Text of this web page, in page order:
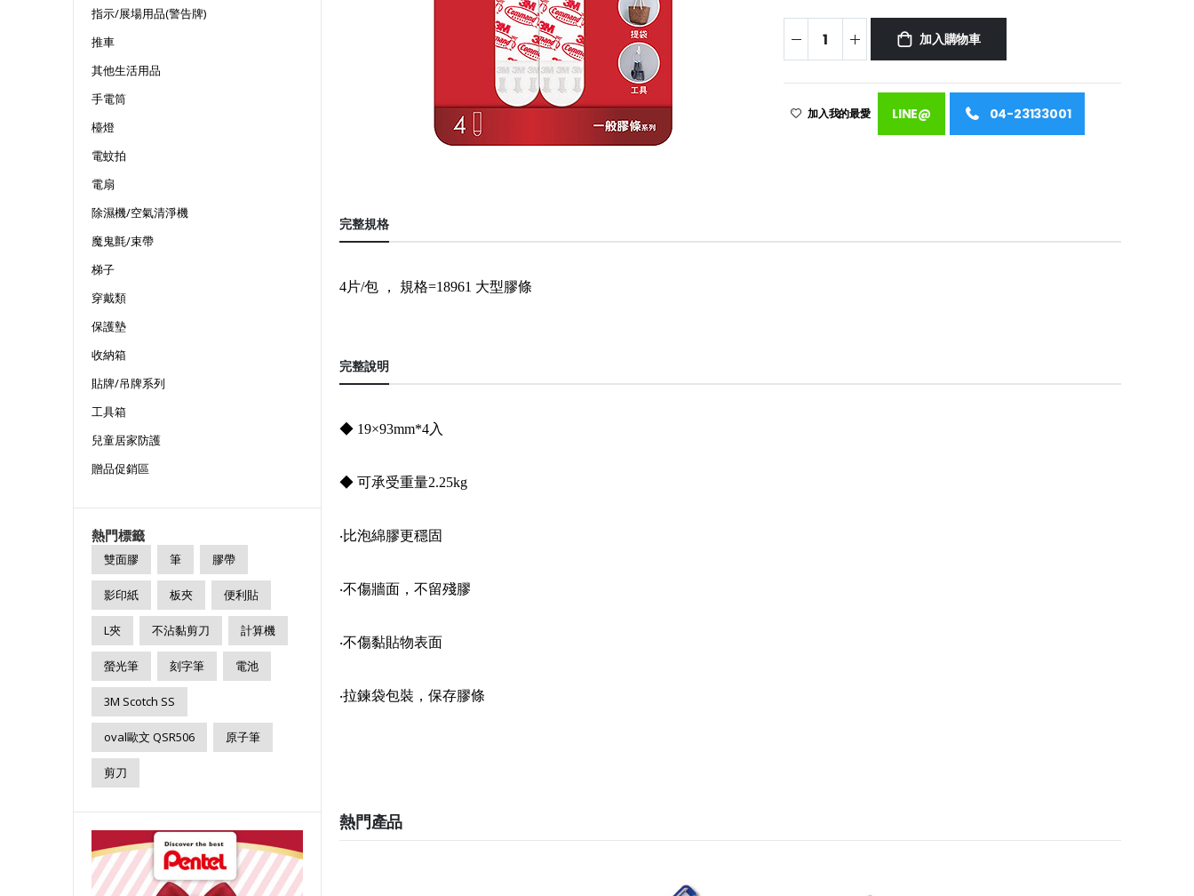
指示/展場用品(警告牌)
推車
其他生活用品
手電筒
檯燈
電蚊拍
電扇
除濕機/空氣清淨機
魔鬼氈/束帶
梯子
穿戴類
保護墊
收納箱
貼牌/吊牌系列
工具箱
兒童居家防護
贈品促銷區
熱門標籤
雙面膠 筆 膠帶
影印紙 板夾 便利貼
L夾 不沾黏剪刀 計算機
螢光筆 刻字筆 電池
3M Scotch SS
oval歐文 QSR506 原子筆
剪刀
加入購物車
加入我的最愛 LINE@ 04-23133001
完整規格
4片/包 ， 規格=18961 大型膠條
完整說明
◆ 19×93mm*4入
◆ 可承受重量2.25kg
‧比泡綿膠更穩固
‧不傷牆面，不留殘膠
‧不傷黏貼物表面
‧拉鍊袋包裝，保存膠條
熱門產品